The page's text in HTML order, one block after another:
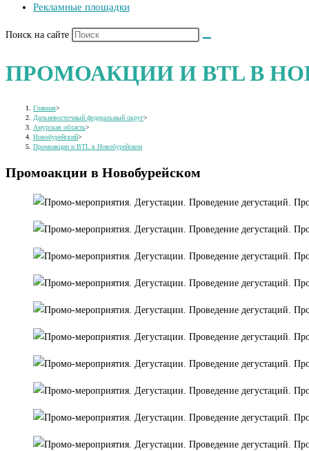
Рекламные площадки
Поиск на сайте
ПРОМОАКЦИИ И BTL В
Главная>
Дальневосточный федеральный округ>
Амурская область>
Новобурейский>
Промоакции и BTL в Новобурейском
Промоакции в Новобурейском